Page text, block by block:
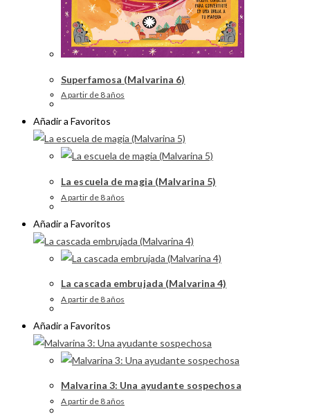
Superfamosa (Malvarina 6)
A partir de 8 años
Añadir a Favoritos
La escuela de magia (Malvarina 5)
A partir de 8 años
Añadir a Favoritos
La cascada embrujada (Malvarina 4)
A partir de 8 años
Añadir a Favoritos
Malvarina 3: Una ayudante sospechosa
A partir de 8 años